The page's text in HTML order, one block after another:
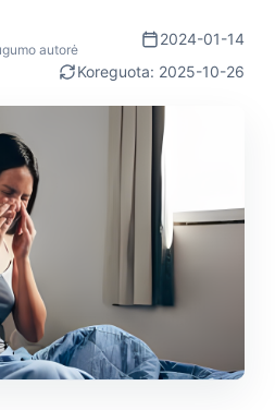
autorė
2024-01-14
Koreguota: 2025-10-26